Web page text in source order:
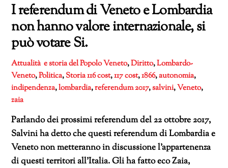
I referendum di Veneto e Lombardia
non hanno valore internazionale, si
può votare Si.
Attualità e storia del Popolo Veneto,Diritto,Lombardo-
Veneto,Politica,Storia116 cost,117 cost,1866,autonomia,
indipendenza,lombardia,referendum 2017,salvini,Veneto,
zaia
Parlando dei prossimi referendum del 22 ottobre 2017,
Salvini ha detto che questi referendum di Lombardia e
Veneto non metteranno in discussione l’appartenenza
di questi territori all’Italia. Gli ha fatto eco Zaia,